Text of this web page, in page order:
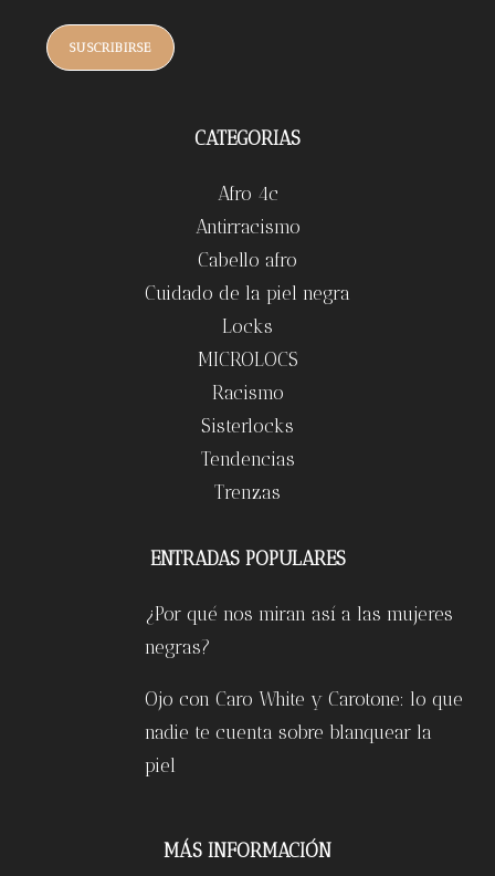
SUSCRIBIRSE
CATEGORIAS
Afro 4c
Antirracismo
Cabello afro
Cuidado de la piel negra
Locks
MICROLOCS
Racismo
Sisterlocks
Tendencias
Trenzas
ENTRADAS POPULARES
¿Por qué nos miran así a las mujeres
negras?
Ojo con Caro White y Carotone: lo que
nadie te cuenta sobre blanquear la
piel
MÁS INFORMACIÓN